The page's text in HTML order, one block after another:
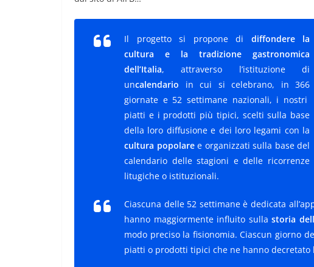
Il progetto si propone di diffondere la
cultura e la tradizione gastronomica
dell’Italia, attraverso l’istituzione di
uncalendario in cui si celebrano, in 366
giornate e 52 settimane nazionali, i nostri
piatti e i prodotti più tipici, scelti sulla base
della loro diffusione e dei loro legami con la
cultura popolaree organizzati sulla base del
calendario delle stagioni e delle ricorrenze
litugiche o istituzionali.
Ciascuna delle 52 settimane è dedicata
hanno maggiormente influito sulla storia
modo preciso la fisionomia. Ciascun giorno
piatti o prodotti tipici che ne hanno decretato